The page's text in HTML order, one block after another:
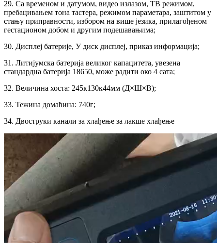
29. Са временом и датумом, видео излазом, ТВ режимом,
пребацивањем тона тастера, режимом параметара, заштитом у
стању приправности, избором на више језика, прилагођеном
гестационом добом и другим подешавањима;
30. Дисплеј батерије, У диск дисплеј, приказ информација;
31. Литијумска батерија великог капацитета, увезена
стандардна батерија 18650, може радити око 4 сата;
32. Величина хоста: 245к130к44мм (Д×Ш×В);
33. Тежина домаћина: 740г;
34. Двоструки канали за хлађење за лакше хлађење